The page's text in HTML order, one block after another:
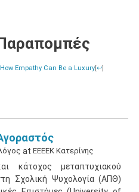
Empathy Can Be a Luxury[↩]
at ΕΕΕΕΚ Κατερίνης
κάτοχος μεταπτυχιακού
Σχολική Ψυχολογία (ΑΠΘ)